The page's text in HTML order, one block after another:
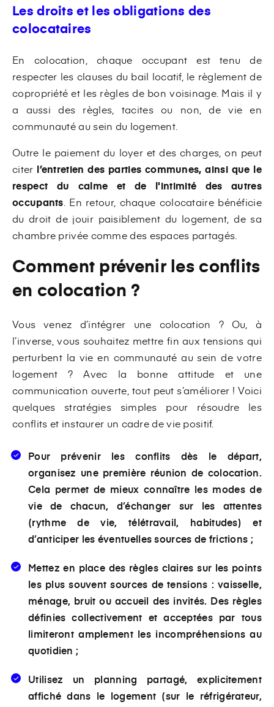
Les droits et les obligations des
colocataires
En colocation, chaque occupant est tenu de
respecter les clauses du bail locatif, le règlement de
copropriété et les règles de bon voisinage. Mais il y
a aussi des règles, tacites ou non, de vie en
communauté au sein du logement.
Outre le paiement du loyer et des charges, on peut
citer l’entretien des parties communes, ainsi que le
respect du calme et de l'intimité des autres
occupants . En retour, chaque colocataire bénéficie
du droit de jouir paisiblement du logement, de sa
chambre privée comme des espaces partagés.
Comment prévenir les conflits
en colocation ?
Vous venez d’intégrer une colocation ? Ou, à
l’inverse, vous souhaitez mettre fin aux tensions qui
perturbent la vie en communauté au sein de votre
logement ? Avec la bonne attitude et une
communication ouverte, tout peut s’améliorer ! Voici
quelques stratégies simples pour résoudre les
conflits et instaurer un cadre de vie positif.
Pour prévenir les conflits dès le départ,
organisez une première réunion de colocation.
Cela permet de mieux connaître les modes de
vie de chacun, d’échanger sur les attentes
(rythme de vie, télétravail, habitudes) et
d’anticiper les éventuelles sources de frictions ;
Mettez en place des règles claires sur les points
les plus souvent sources de tensions : vaisselle,
ménage, bruit ou accueil des invités. Des règles
définies collectivement et acceptées par tous
limiteront amplement les incompréhensions au
quotidien ;
Utilisez un planning partagé, explicitement
affiché dans le logement (sur le réfrigérateur,